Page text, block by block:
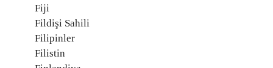
Fiji
Fildişi Sahili
Filipinler
Filistin